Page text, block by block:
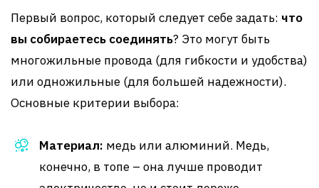
Первый вопрос, который следует себе задать: что
вы собираетесь соединять? Это могут быть
многожильные провода (для гибкости и удобства)
или одножильные (для большей надежности).
Основные критерии выбора:
Материал: медь или алюминий. Медь,
конечно, в топе – она лучше проводит